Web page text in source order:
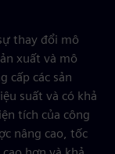
thay đổi mô
xuất và mô
cấp các sản
suất và có khả
tích của công
nâng cao, tốc